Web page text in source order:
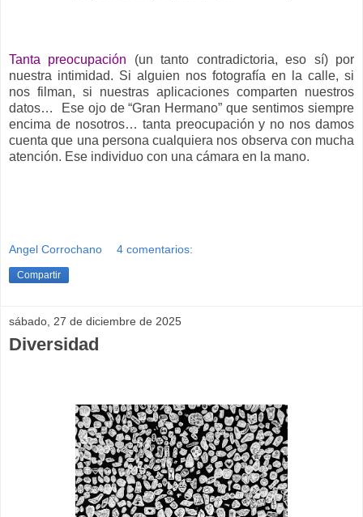
Tanta preocupación (un tanto contradictoria, eso sí) por
nuestra intimidad. Si alguien nos fotografía en la calle, si
nos filman, si nuestras aplicaciones comparten nuestros
datos… Ese ojo de “Gran Hermano” que sentimos siempre
encima de nosotros… tanta preocupación y no nos damos
cuenta que una persona cualquiera nos observa con mucha
atención. Ese individuo con una cámara en la mano.
Angel Corrochano 4 comentarios:
Compartir
sábado, 27 de diciembre de 2025
Diversidad